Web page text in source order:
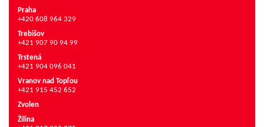
Praha
+420 608 964 329
Trebišov
+421 907 90 94 99
Trstená
+421 904 096 041
Vranov nad Topľou
+421 915 452 652
Zvolen
Žilina